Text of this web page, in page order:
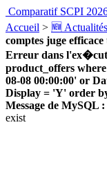
Comparatif SCPI
Accueil > 🆕
comptes juge
Erreur dans
product_offers
08-08 00:00:00' or
Display = 'Y' order
Message de MySQL :
exist